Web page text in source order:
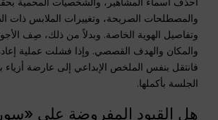
والمصطلحات الصريحة، وتغييرات الملابس ذات
وتفاصيل الهوية الخاصة. وبدلاً من ذلك، صِف
والمكان والهدف القصصي. وإذا فشلت عملية إعادة
فانتقل بنفس الملخص الإبداعي إلى عارضة أزياء
الجلسة بأكملها.